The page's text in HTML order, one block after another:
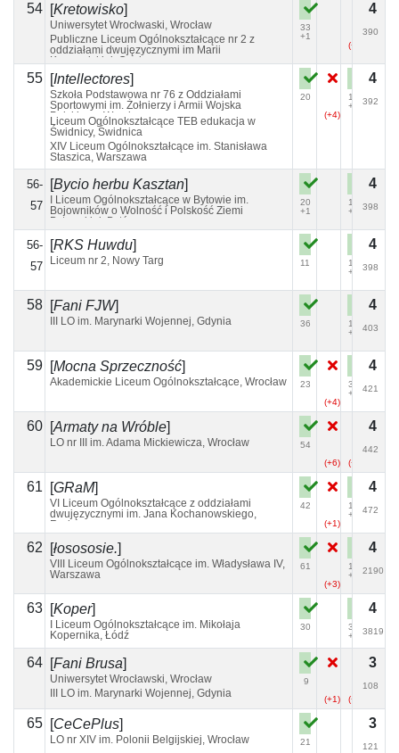
54 [Kretowisko]
Uniwersytet Wrocłwaski, Wrocław
Publiczne Liceum Ogólnokształcące nr 2 z
oddziałami dwujęzycznymi im Marii
Konopnickiej, Opole
33
+1
(+5)
4
390
55 [Intellectores]
Szkoła Podstawowa nr 76 z Oddziałami
Sportowymi im. Żołnierzy i Armii Wojska
Polskiego, Wrocław
Liceum Ogólnokształcące TEB edukacja w
Świdnicy, Świdnica
XIV Liceum Ogólnokształcące im. Stanisława
Staszica, Warszawa
20
(+4)
125
+1
4
392
56-
57
[Bycio herbu Kasztan]
I Liceum Ogólnokształcące w Bytowie im.
Bojowników o Wolność i Polskość Ziemi
Bytowskiej, Bytów
20
+1
118
+4
4
398
56-
57
[RKS Huwdu]
Liceum nr 2, Nowy Targ 11
157
+5
4
398
58 [Fani FJW]
III LO im. Marynarki Wojennej, Gdynia 36
112
+1
4
403
59 [Mocna Sprzeczność]
Akademickie Liceum Ogólnokształcące, Wrocław
23
(+4)
31
+4
4
421
60 [Armaty na Wróble]
LO nr III im. Adama Mickiewicza, Wrocław
54
(+6)
(+4)
4
442
61 [GRaM]
VI Liceum Ogólnokształcące z oddziałami
dwujęzycznymi im. Jana Kochanowskiego,
Radom
42
(+1)
158
+2
4
472
62 [łosososie.]
VIII Liceum Ogólnokształcące im. Władysława IV,
Warszawa
61
(+3)
128
+1
4
2190
63 [Koper]
I Liceum Ogólnokształcące im. Mikołaja
Kopernika, Łódź
30
3389
+12
4
3819
64 [Fani Brusa]
Uniwersytet Wrocławski, Wrocław
III LO im. Marynarki Wojennej, Gdynia
9
(+1)
(+13)
3
108
65 [CeCePlus]
LO nr XIV im. Polonii Belgijskiej, Wrocław
21
3
121